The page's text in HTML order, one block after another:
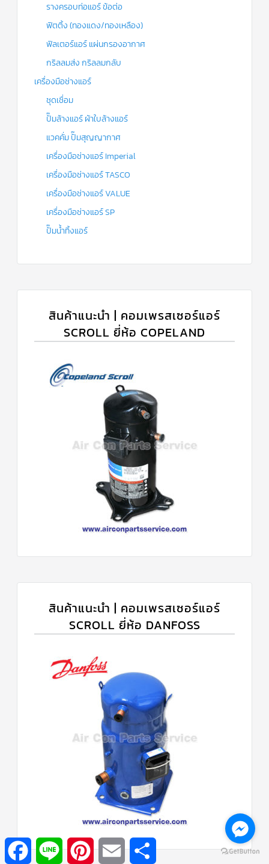
รางครอบท่อแอร์ ข้อต่อ
ฟิตติ้ง (ทองแดง/ทองเหลือง)
ฟิลเตอร์แอร์ แผ่นกรองอากาศ
กริลลมส่ง กริลลมกลับ
เครื่องมือช่างแอร์
ชุดเชื่อม
ปั๊มล้างแอร์ ผ้าใบล้างแอร์
แวคคั่ม ปั๊มสุญญากาศ
เครื่องมือช่างแอร์ Imperial
เครื่องมือช่างแอร์ TASCO
เครื่องมือช่างแอร์ VALUE
เครื่องมือช่างแอร์ SP
ปั๊มน้ำทิ้งแอร์
สินค้าแนะนำ | คอมเพรสเซอร์แอร์
SCROLL ยี่ห้อ COPELAND
สินค้าแนะนำ | คอมเพรสเซอร์แอร์
SCROLL ยี่ห้อ DANFOSS
Facebook Line Pinterest Email